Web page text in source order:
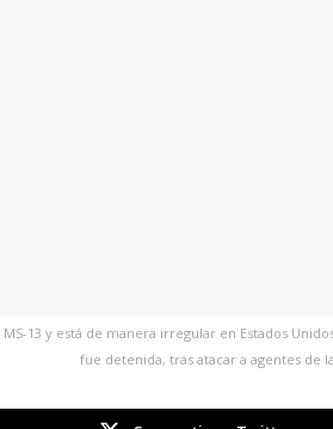
13 y está de manera irregular en Estados
fue detenida, tras atacar a agentes de